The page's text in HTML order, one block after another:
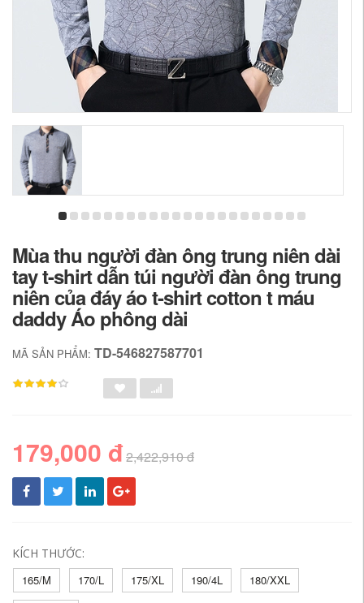
Mùa thu người đàn ông trung niên dài
tay t-shirt dẫn túi người đàn ông trung
niên của đáy áo t-shirt cotton t máu
daddy Áo phông dài
MÃ SẢN PHẨM: TD-546827587701
179,000 đ2,422,910 đ
KÍCH THƯỚC:
165/M
170/L 175/XL 190/4L 180/XXL